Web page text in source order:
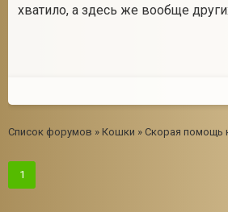
хватило, а здесь же вообще
Список форумов » Кошки » Скорая помощь
1